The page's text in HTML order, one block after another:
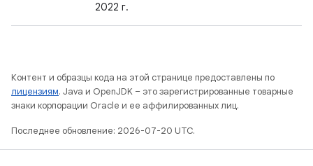
2022 г.
Контент и образцы кода на этой странице предоставлены по
лицензиям. Java и OpenJDK – это зарегистрированные товарные
знаки корпорации Oracle и ее аффилированных лиц.
Последнее обновление: 2026-07-20 UTC.